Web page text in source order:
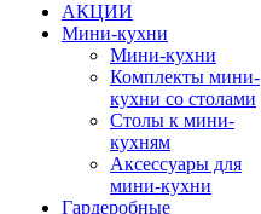
АКЦИИ
Мини-кухни
Мини-кухни
Комплекты мини-
кухни со столами
Столы к мини-
кухням
Аксессуары для
мини-кухни
Гардеробные